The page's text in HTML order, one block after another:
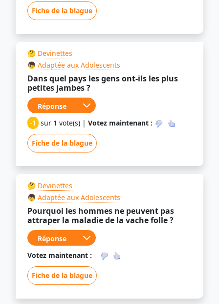
Fiche de la blague
🤔 Devinettes
👦 Adaptée aux Adolescents
Dans quel pays les gens ont-ils les plus
petites jambes ?
-1 sur 1 vote(s) | Votez maintenant :
Fiche de la blague
🤔 Devinettes
👦 Adaptée aux Adolescents
Pourquoi les hommes ne peuvent pas
attraper la maladie de la vache folle ?
Votez maintenant :
Fiche de la blague